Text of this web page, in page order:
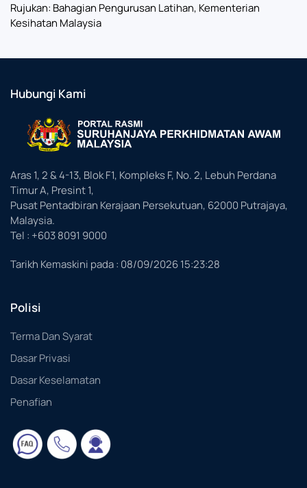
Rujukan: Bahagian Pengurusan Latihan, Kementerian
Kesihatan Malaysia
Hubungi Kami
Aras 1, 2 & 4-13, Blok F1, Kompleks F, No. 2, Lebuh Perdana
Timur A, Presint 1,
Pusat Pentadbiran Kerajaan Persekutuan, 62000 Putrajaya,
Malaysia.
Tel : +603 8091 9000
Tarikh Kemaskini pada : 08/09/2026 15:23:28
Polisi
Terma Dan Syarat
Dasar Privasi
Dasar Keselamatan
Penafian